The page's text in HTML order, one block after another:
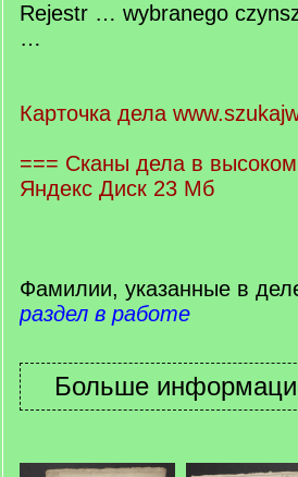
Rejestr … wybranego
…
Карточка дела
=== Сканы дела в
Яндекс Диск 23 Мб
Фамилии, указанные в
раздел в работе